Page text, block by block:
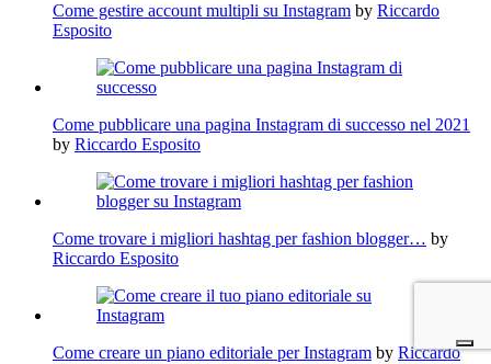
Come gestire account multipli su Instagram by Riccardo
Esposito
Come pubblicare una pagina Instagram di successo nel 2021
by Riccardo Esposito
Come trovare i migliori hashtag per fashion blogger… by
Riccardo Esposito
Come creare un piano editoriale per Instagram by Riccardo